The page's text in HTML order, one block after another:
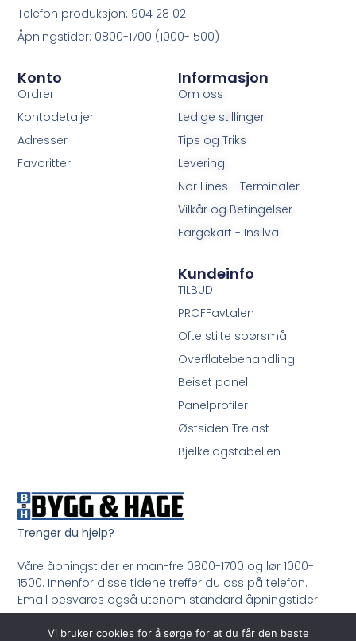
Trenger du hjelp?
Våre åpningstider er man-fre 0800-1700 og lør 1000-
1500. Innenfor disse tidene treffer du oss på telefon.
Email besvares også utenom standard åpningstider.
Ring oss på 33 99 35 50
Informasjon
Om oss
Ledige stillinger
Tips og Triks
Levering
Nor Lines - Terminaler
Vilkår og Betingelser
Fargekart - Insilva
Konto
Ordrer
Kontodetaljer
Adresser
Favoritter
Kundeinfo
TILBUD
PROFFavtalen
Ofte stilte spørsmål
Overflatebehandling
Beiset panel
Panelprofiler
Østsiden Trelast
Bjelkelagstabellen
Telefon produksjon: 904 28 021
Åpningstider: 0800-1700 (1000-1500)
Vi bruker cookies for å sørge for at du får den beste